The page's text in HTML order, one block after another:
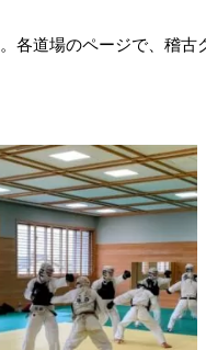
道場のページで、稽古